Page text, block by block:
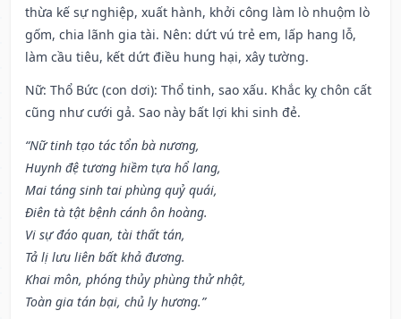
thừa kế sự nghiệp, xuất hành, khởi công làm lò nhuộm lò
gốm, chia lãnh gia tài. Nên: dứt vú trẻ em, lấp hang lỗ,
làm cầu tiêu, kết dứt điều hung hại, xây tường.
Nữ: Thổ Bức (con dơi): Thổ tinh, sao xấu. Khắc kỵ chôn cất
cũng như cưới gả. Sao này bất lợi khi sinh đẻ.
“Nữ tinh tạo tác tổn bà nương,
Huynh đệ tương hiềm tựa hổ lang,
Mai táng sinh tai phùng quỷ quái,
Điên tà tật bệnh cánh ôn hoàng.
Vi sự đáo quan, tài thất tán,
Tả lị lưu liên bất khả đương.
Khai môn, phóng thủy phùng thử nhật,
Toàn gia tán bại, chủ ly hương.”